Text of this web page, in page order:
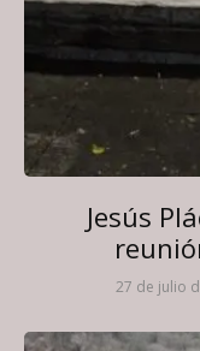
Jesús
27 de julio